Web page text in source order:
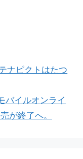
ピクトはたつ
バイルオンライ
が終了へ。